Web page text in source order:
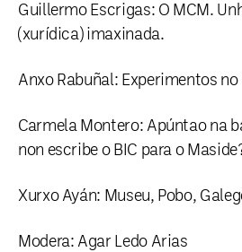
Guillermo Escrigas: O MCM.
(xurídica) imaxinada.
Anxo Rabuñal: Experimentos
Carmela Montero: Apúntao na
non escribe o BIC para o
Xurxo Ayán: Museu, Pobo,
Modera: Agar Ledo Arias